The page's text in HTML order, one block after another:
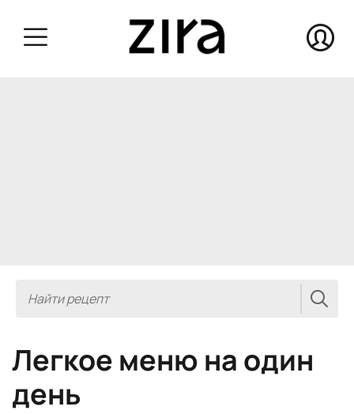
Легкое меню на один
день